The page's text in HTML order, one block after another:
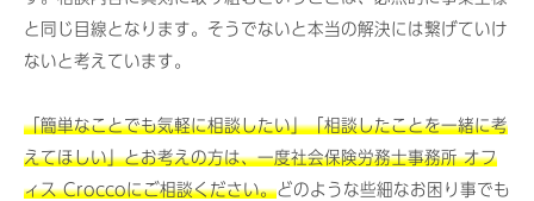
と同じ目線となります。そうでないと本当の解決には繋げていけ
ないと考えています。
「簡単なことでも気軽に相談したい」「相談したことを一緒に考
えてほしい」とお考えの方は、一度社会保険労務士事務所 オフ
ィス Croccoにご相談ください。どのような些細なお困り事でも